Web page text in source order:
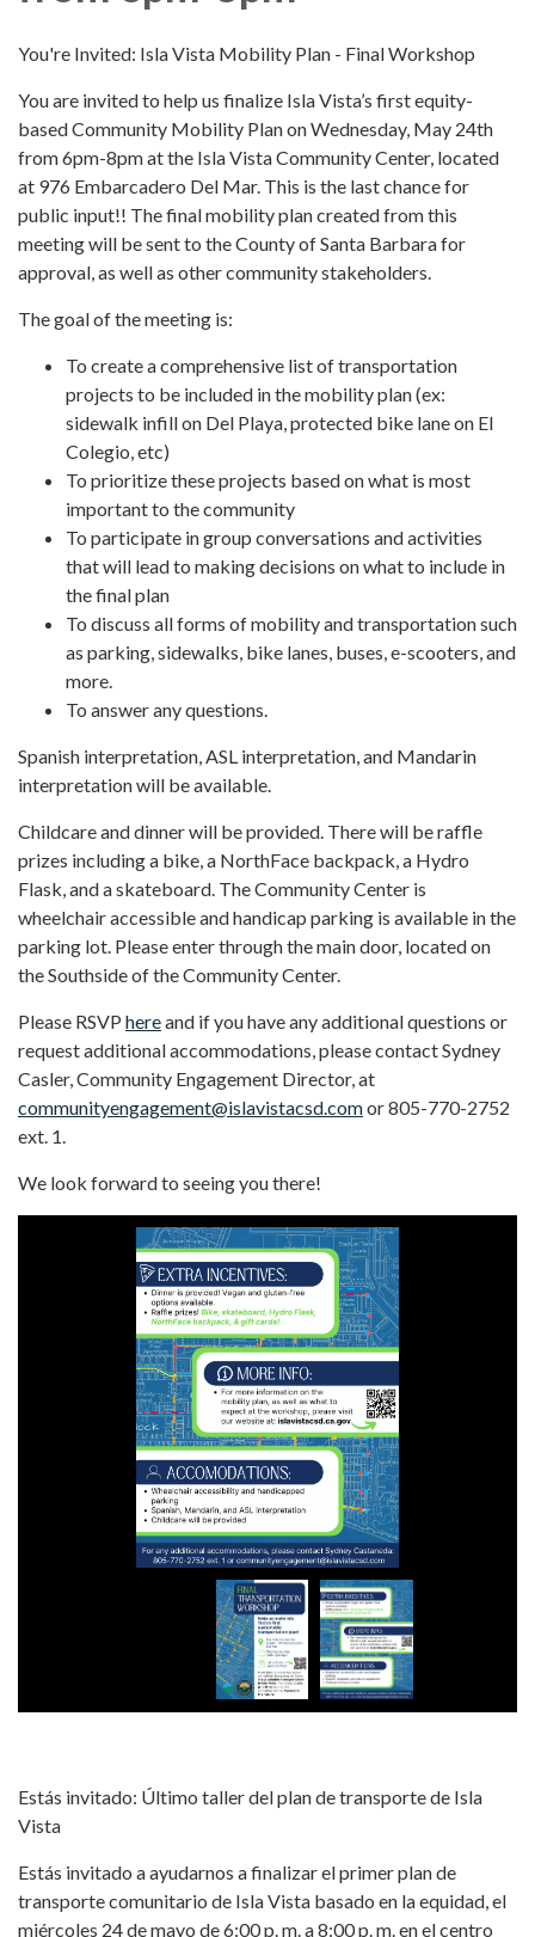
You're Invited: Isla Vista Mobility Plan - Final Workshop
You are invited to help us finalize Isla Vista’s first equity-
based Community Mobility Plan on Wednesday, May 24th
from 6pm-8pm at the Isla Vista Community Center, located
at 976 Embarcadero Del Mar. This is the last chance for
public input!! The final mobility plan created from this
meeting will be sent to the County of Santa Barbara for
approval, as well as other community stakeholders.
The goal of the meeting is:
To create a comprehensive list of transportation
projects to be included in the mobility plan (ex:
sidewalk infill on Del Playa, protected bike lane on El
Colegio, etc)
To prioritize these projects based on what is most
important to the community
To participate in group conversations and activities
that will lead to making decisions on what to include in
the final plan
To discuss all forms of mobility and transportation such
as parking, sidewalks, bike lanes, buses, e-scooters, and
more.
To answer any questions.
Spanish interpretation, ASL interpretation, and Mandarin
interpretation will be available.
Childcare and dinner will be provided. There will be raffle
prizes including a bike, a NorthFace backpack, a Hydro
Flask, and a skateboard. The Community Center is
wheelchair accessible and handicap parking is available in the
parking lot. Please enter through the main door, located on
the Southside of the Community Center.
Please RSVP hereand if you have any additional questions or
request additional accommodations, please contact Sydney
Casler, Community Engagement Director, at
communityengagement@islavistacsd.comor 805-770-2752
ext. 1.
We look forward to seeing you there!
Estás invitado: Último taller del plan de transporte de Isla
Vista
Estás invitado a ayudarnos a finalizar el primer plan de
transporte comunitario de Isla Vista basado en la equidad, el
miércoles 24 de mayo de 6:00 p. m. a 8:00 p. m. en el centro